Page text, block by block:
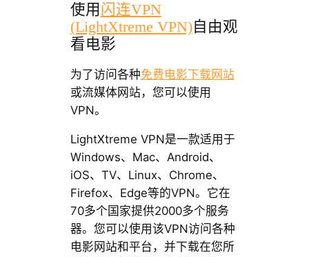
使用 闪连VPN
(LightXtreme VPN)自由观
看电影
为了访问各种免费电影下载网站
或流媒体网站，您可以使用
VPN。
LightXtreme VPN是一款适用于
Windows、Mac、Android、
iOS、TV、Linux、Chrome、
Firefox、Edge等的VPN。它在
70多个国家提供2000多个服务
器。您可以使用该VPN访问各种
电影网站和平台，并下载在您所